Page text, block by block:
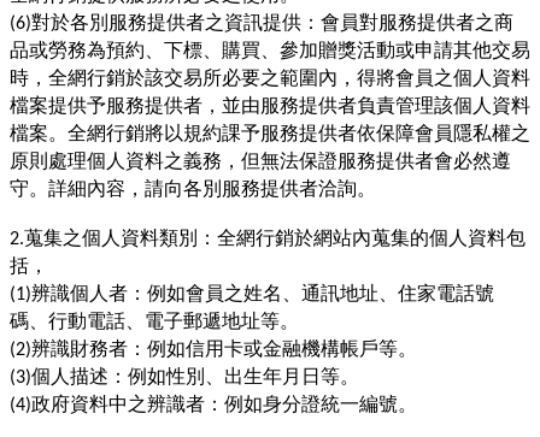
(6)對於各別服務提供者之資訊提供：會員對服務提供者之商
品或勞務為預約、下標、購買、參加贈獎活動或申請其他交易
時，全網行銷於該交易所必要之範圍內，得將會員之個人資料
檔案提供予服務提供者，並由服務提供者負責管理該個人資料
檔案。全網行銷將以規約課予服務提供者依保障會員隱私權之
原則處理個人資料之義務，但無法保證服務提供者會必然遵
守。詳細內容，請向各別服務提供者洽詢。
2.蒐集之個人資料類別：全網行銷於網站內蒐集的個人資料包
括，
(1)辨識個人者：例如會員之姓名、通訊地址、住家電話號
碼、行動電話、電子郵遞地址等。
(2)辨識財務者：例如信用卡或金融機構帳戶等。
(3)個人描述：例如性別、出生年月日等。
(4)政府資料中之辨識者：例如身分證統一編號。